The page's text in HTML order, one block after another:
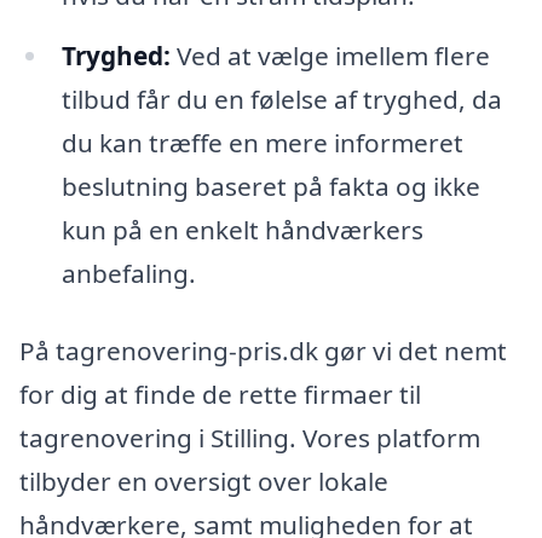
Tryghed: Ved at vælge imellem flere
tilbud får du en følelse af tryghed, da
du kan træffe en mere informeret
beslutning baseret på fakta og ikke
kun på en enkelt håndværkers
anbefaling.
På tagrenovering-pris.dk gør vi det nemt
for dig at finde de rette firmaer til
tagrenovering i Stilling. Vores platform
tilbyder en oversigt over lokale
håndværkere, samt muligheden for at